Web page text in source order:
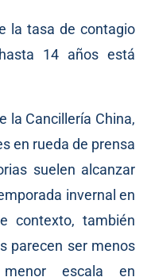
la tasa de contagio
14 años está
la Cancillería China,
en rueda de prensa
suelen alcanzar
invernal en
contexto, también
parecen ser menos
escala en